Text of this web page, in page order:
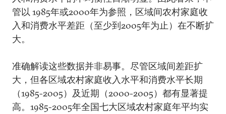
管以 1985年或2000年为参照，区域间农村家庭收
入和消费水平差距（至少到2005年为止）在不断扩
大。
准确解读这些数据并非易事。尽管区域间差距扩
大，但各区域农村家庭收入水平和消费水平长期
（1985-2005）及近期（2000-2005）都有显著提
高。1985-2005年全国七大区域农村家庭年平均实